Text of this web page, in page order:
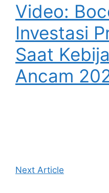
Video:
Investasi
Saat
Ancam
Next Article